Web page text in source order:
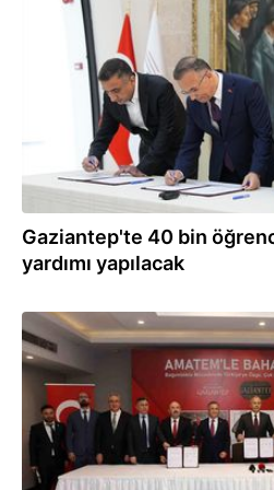
03.11.2025
Gaziantep'te 40 bin
yardımı yapılacak
02.11.2025